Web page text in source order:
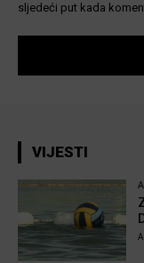
sljedeći put kada
VIJESTI